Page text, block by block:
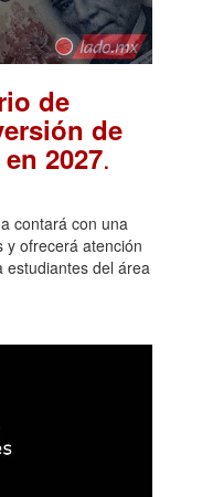
de
de
2027.
contará con una
y ofrecerá atención
estudiantes del área